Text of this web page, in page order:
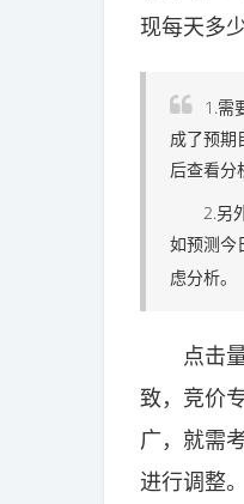
现每天多
1.需
成了预期
后查看分
2.另外
如预测今
虑分析。
点击量
致，竞价
广，就需
进行调整。